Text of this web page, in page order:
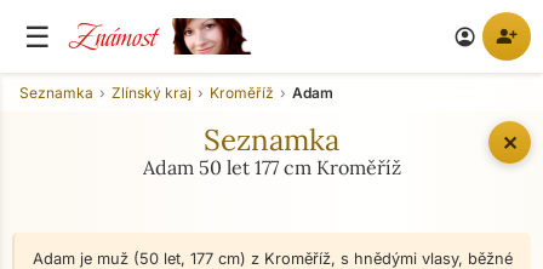
☰ Známost account_circle person_add
✕
Seznamka Zlínský kraj Kroměříž Adam
Seznamka
Adam 50 let 177 cm Kroměříž
Adam je muž (50 let, 177 cm) z Kroměříž, s hnědými vlasy, běžné